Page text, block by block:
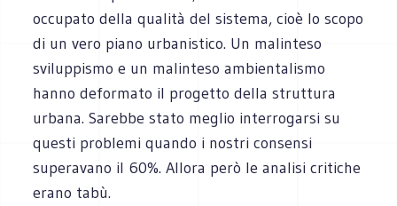
occupato della qualità del sistema, cioè lo scopo
di un vero piano urbanistico. Un malinteso
sviluppismo e un malinteso ambientalismo
hanno deformato il progetto della struttura
urbana. Sarebbe stato meglio interrogarsi su
questi problemi quando i nostri consensi
superavano il 60%. Allora però le analisi critiche
erano tabù.